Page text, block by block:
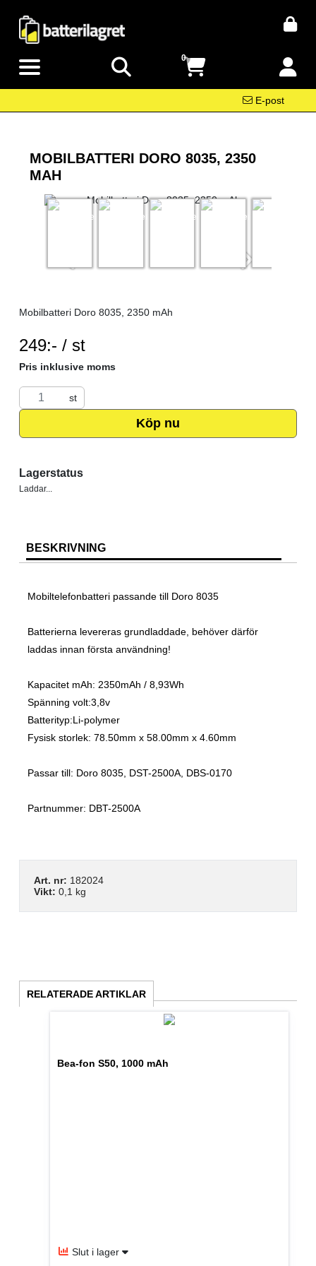
0
E-post
MOBILBATTERI DORO 8035, 2350
MAH
Mobilbatteri Doro 8035, 2350 mAh
249:- / stSEK per ST
Pris inklusive moms
st
Köp nu
Lagerstatus
Laddar...
BESKRIVNING
Mobiltelefonbatteri passande till Doro 8035
Batterierna levereras grundladdade, behöver därför
laddas innan första användning!
Kapacitet mAh: 2350mAh / 8,93Wh
Spänning volt:3,8v
Batterityp:Li-polymer
Fysisk storlek: 78.50mm x 58.00mm x 4.60mm
Passar till: Doro 8035, DST-2500A, DBS-0170
Partnummer: DBT-2500A
Art. nr: 182024
Vikt: 0,1 kg
RELATERADE ARTIKLAR
Bea-fon S50, 1000 mAh
Slut i lager